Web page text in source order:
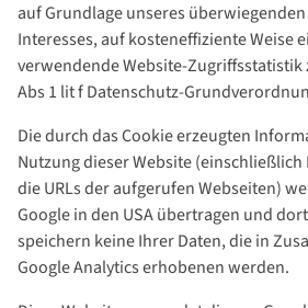
auf Grundlage unseres
Interesses, auf kosteneffiziente Weise
verwendende Website-Zugriffsstatistik
Abs 1 lit f Datenschutz-
Die durch das Cookie erzeugten
Nutzung dieser Website (einschließlich
die URLs der aufgerufen Webseiten)
Google in den USA übertragen und
speichern keine Ihrer Daten, die in
Google Analytics erhobenen werden.